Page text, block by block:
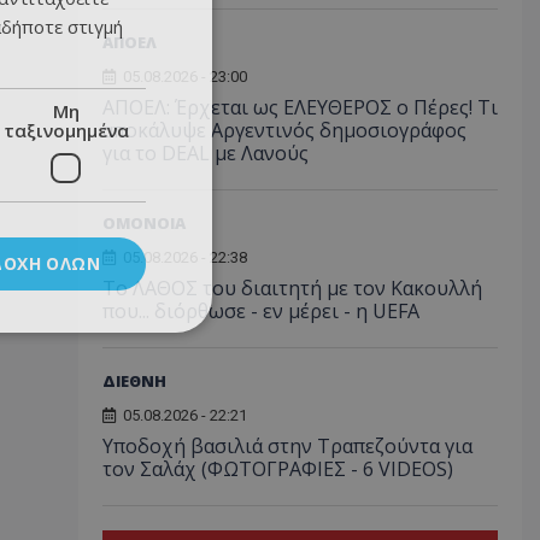
ΑΠΟΕΛ
05.08.2026 - 23:00
ΑΠΟΕΛ: Έρχεται ως ΕΛΕΥΘΕΡΟΣ ο Πέρες! Τι
αποκάλυψε Αργεντινός δημοσιογράφος
για το DEAL με Λανούς
05.08.2026 - 22:38
Το ΛΑΘΟΣ του διαιτητή με τον Κακουλλή
που... διόρθωσε - εν μέρει - η UEFA
ΔΙΕΘΝΗ
05.08.2026 - 22:21
Υποδοχή βασιλιά στην Τραπεζούντα για
τον Σαλάχ (ΦΩΤΟΓΡΑΦΙΕΣ - 6 VIDEOS)
στιγμή
Μη
ταξινομημένα
ΌΛΩΝ